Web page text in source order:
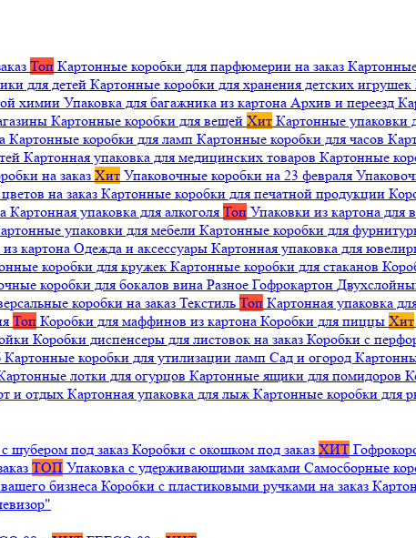
Топ Картонные коробки для парфюмерии на заказ
для детей Картонные коробки для хранения детских игрушек
химии Упаковка для багажника из картона Архив и переезд
Картонные коробки для вещей Хит Картонные упаковки
Картонные коробки для ламп Картонные коробки для часов
Картонная упаковка для медицинских товаров Картонные
на заказ Хит Упаковочные коробки на 23 февраля
на заказ Картонные коробки для печатной продукции
Картонная упаковка для алкоголя Топ Упаковки из картона для
упаковки для мебели Картонные коробки для
картона Одежда и аксессуары Картонная упаковка для
коробки для кружек Картонные коробки для стаканов
коробки для бокалов вина Разное Гофрокартон
коробки на заказ Текстиль Топ Картонная упаковка
Топ Коробки для маффинов из картона Коробки для пиццы Хит
Коробки диспенсеры для листовок на заказ Коробки с
Картонные коробки для утилизации ламп Сад и огород
лотки для огурцов Картонные ящики для помидоров
и отдых Картонная упаковка для лыж Картонные коробки для
шубером под заказ Коробки с окошком под заказ ХИТ
ТОП Упаковка с удерживающими замками Самосборные
бизнеса Коробки с пластиковыми ручками на заказ